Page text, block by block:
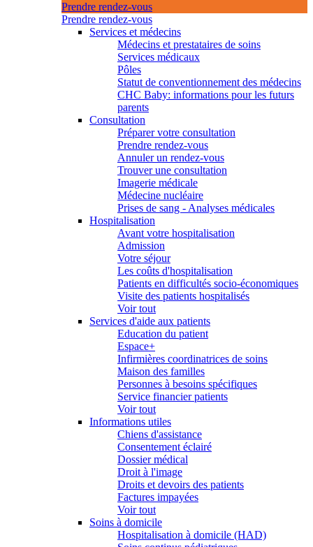
Prendre rendez-vous
Prendre rendez-vous
Services et médecins
Médecins et prestataires de soins
Services médicaux
Pôles
Statut de conventionnement des médecins
CHC Baby: informations pour les futurs
parents
Consultation
Préparer votre consultation
Prendre rendez-vous
Annuler un rendez-vous
Trouver une consultation
Imagerie médicale
Médecine nucléaire
Prises de sang - Analyses médicales
Hospitalisation
Avant votre hospitalisation
Admission
Votre séjour
Les coûts d'hospitalisation
Patients en difficultés socio-économiques
Visite des patients hospitalisés
Voir tout
Services d'aide aux patients
Education du patient
Espace+
Infirmières coordinatrices de soins
Maison des familles
Personnes à besoins spécifiques
Service financier patients
Voir tout
Informations utiles
Chiens d'assistance
Consentement éclairé
Dossier médical
Droit à l'image
Droits et devoirs des patients
Factures impayées
Voir tout
Soins à domicile
Hospitalisation à domicile (HAD)